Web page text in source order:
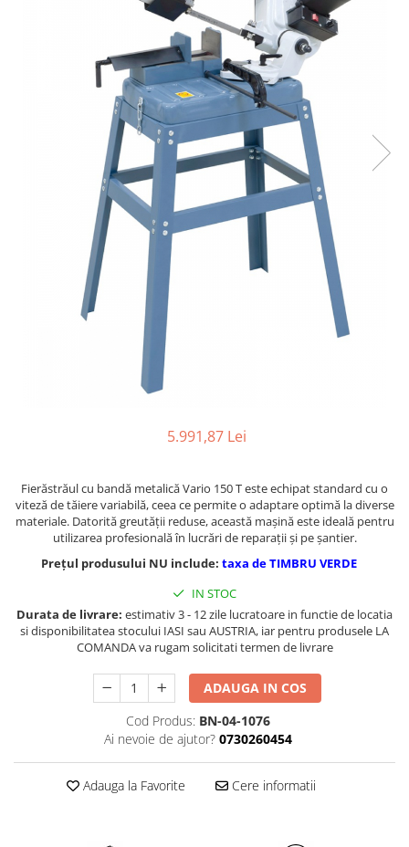
banda si taiere dubla
Strunguri pentru metal
Strunguri CNC
Strunguri cu cutie de viteze
Strunguri cu surub de ghidare
Strunguri de precizie
Strunguri metal cu freza
Strunguri universale
Strunguri universale cu afisaj
Strunguri universale cu viteza
Masini de gaurit
Masini de gaurit - Vario - cu masa
Masini de gaurit cu angrenaj, masa
Masini de gaurit cu coloana si cap
Masini de gaurit cu coloana si
curea de distributie
Masini de gaurit cu masa
Masini de gaurit cu stand si
coloana
Masini de gaurit si frezat
Masini de gaurit cu freza
Masini de frezat universale
Centre de prelucrare verticale CNC
Masini de frezat cu batiu
Masini de frezat multifunctionale
Masini de frezat universale SERVO
Masini de frezat verticale
5.991,87 Lei
Fierăstrăul cu bandă metalică Vario 150 T este echipat standard cu o
viteză de tăiere variabilă, ceea ce permite o adaptare optimă la diverse
materiale. Datorită greutății reduse, această mașină este ideală pentru
utilizarea profesională în lucrări de reparații și pe șantier.
Prețul produsului NU include: taxa de TIMBRU VERDE
IN STOC
Durata de livrare: estimativ 3 - 12 zile lucratoare in functie de locatia
si disponibilitatea stocului IASI sau AUSTRIA, iar pentru produsele LA
COMANDA va rugam solicitati termen de livrare
ADAUGA IN COS
Cod Produs: BN-04-1076
Ai nevoie de ajutor? 0730260454
Adauga la Favorite Cere informatii